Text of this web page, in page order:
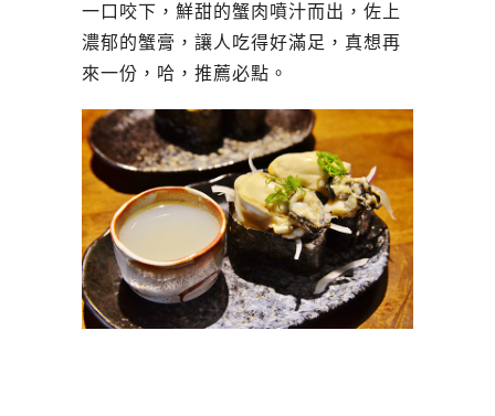
一口咬下，鮮甜的蟹肉噴汁而出，佐上
濃郁的蟹膏，讓人吃得好滿足，真想再
來一份，哈，推薦必點。